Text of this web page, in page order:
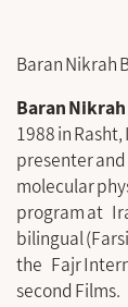
Baran Nikrah
Baran Nikrah
1988 in
presenter and
molecular
program at
bilingual
the Fajr
second Films.